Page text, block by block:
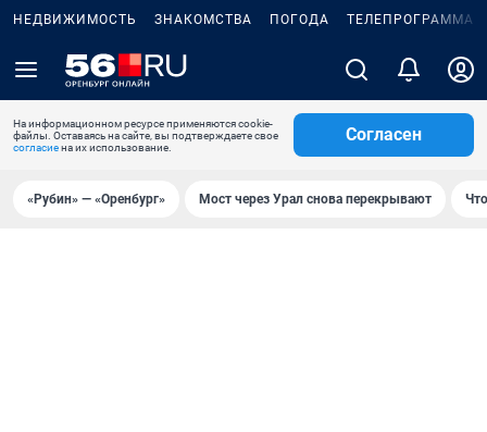
НЕДВИЖИМОСТЬ ЗНАКОМСТВА ПОГОДА ТЕЛЕПРОГРАММА
На информационном ресурсе применяются cookie-
файлы. Оставаясь на сайте, вы подтверждаете свое
согласиена их использование.
Согласен
«Рубин» — «Оренбург» Мост через Урал снова перекрывают